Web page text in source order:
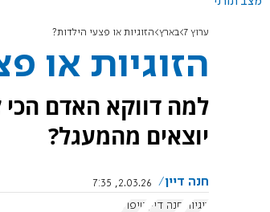
ערוץ 7 בארץ הזוגיות או פצעי הילדות?
הזוגיות או
למה דווקא האדם הכי
יוצאים מהמעגל?
חנה דיין
2.03.26, 7:35
זוגיות
חנה דיין טיפול